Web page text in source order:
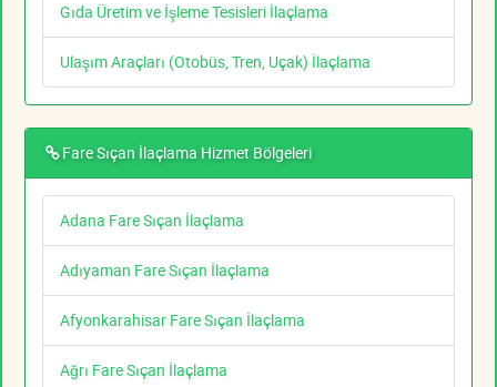
Gıda Üretim ve İşleme Tesisleri İlaçlama
Ulaşım Araçları (Otobüs, Tren, Uçak) İlaçlama
Fare Sıçan İlaçlama Hizmet Bölgeleri
Adana Fare Sıçan İlaçlama
Adıyaman Fare Sıçan İlaçlama
Afyonkarahisar Fare Sıçan İlaçlama
Ağrı Fare Sıçan İlaçlama